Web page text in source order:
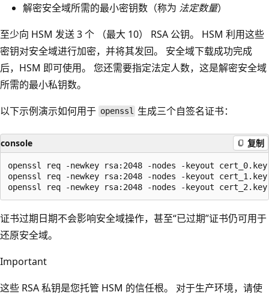
解密安全域所需的最小密钥数（称为 法定数量）
至少向 HSM 发送 3 个 （最大 10） RSA 公钥。 HSM 利用这些
密钥对安全域进行加密，并将其发回。 安全域下载成功完成
后，HSM 即可使用。 您还需要指定法定人数，这是解密安全域
所需的最小私钥数。
以下示例演示如何用于 openssl 生成三个自签名证书：
console 复制
openssl req -newkey rsa:2048 -nodes -keyout
openssl req -newkey rsa:2048 -nodes -keyout
证书过期日期不会影响安全域操作，甚至“已过期”证书仍可用于
还原安全域。
Important
这些 RSA 私钥是您托管 HSM 的信任根。 对于生产环境，请使